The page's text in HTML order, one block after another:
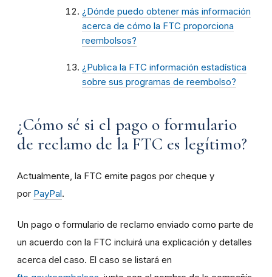
¿Dónde puedo obtener más información
acerca de cómo la FTC proporciona
reembolsos?
¿Publica la FTC información estadística
sobre sus programas de reembolso?
¿Cómo sé si el pago o formulario
de reclamo de la FTC es legítimo?
Actualmente, la FTC emite pagos por cheque y
por PayPal.
Un pago o formulario de reclamo enviado como parte de
un acuerdo con la FTC incluirá una explicación y detalles
acerca del caso. El caso se listará en